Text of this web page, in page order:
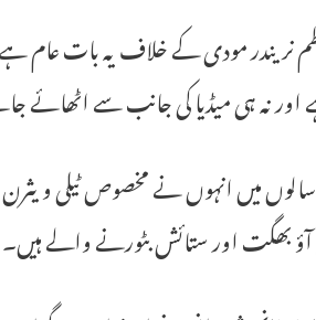
نریندر مودی کے خلاف یہ بات عام
اور نہ ہی میڈیا کی جانب سے
سالوں میں انہوں نے مخصوص ٹیلی
بھگت اور ستائش بٹورنے والے ہیں۔